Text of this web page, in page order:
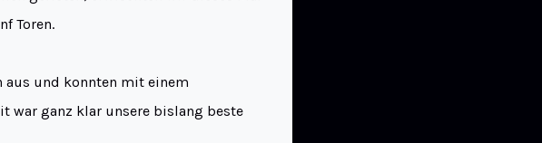
Toren.
und konnten mit einem
war ganz klar unsere bislang beste